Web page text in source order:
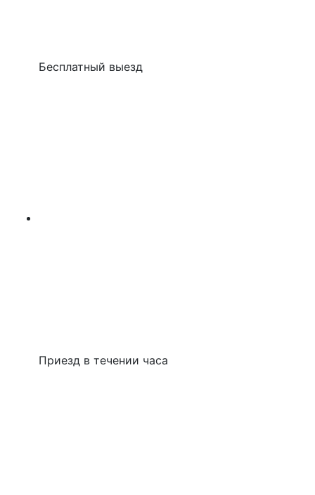
Бесплатный выезд
Приезд в течении часа